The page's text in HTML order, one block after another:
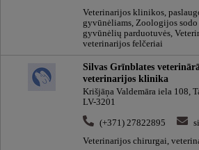
Veterinarijos klinikos,
gyvūnėliams, Zoologijos sodo
gyvūnėlių parduotuvės,
veterinarijos felčeriai
Silvas Grīnblates
veterinarijos klinika
Krišjāņa Valdemāra iela 108,
LV-3201
(+371) 27822895
Veterinarijos chirurgai,